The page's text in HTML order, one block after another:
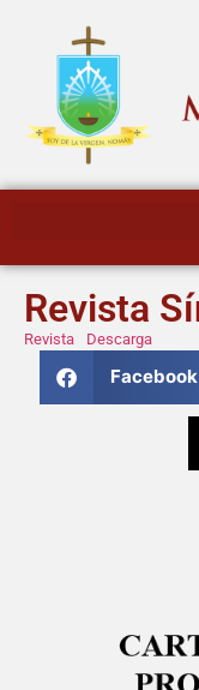
Revista
Revista Descarga
Facebook